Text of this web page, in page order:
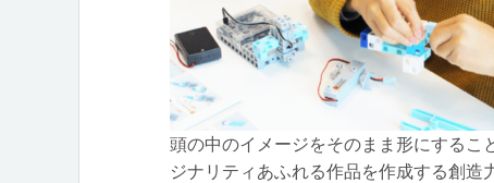
頭の中のイメージをそのまま形にするこ
ジナリティあふれる作品を作成する創造